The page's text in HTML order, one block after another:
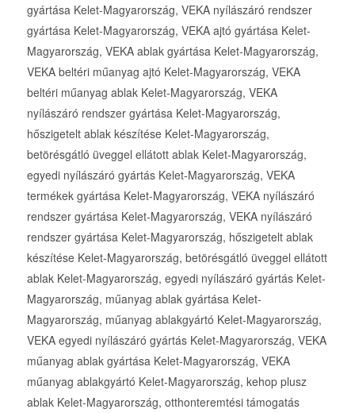
gyártása Kelet-Magyarország, VEKA nyílászáró rendszer
gyártása Kelet-Magyarország, VEKA ajtó gyártása Kelet-
Magyarország, VEKA ablak gyártása Kelet-Magyarország,
VEKA beltéri műanyag ajtó Kelet-Magyarország, VEKA
beltéri műanyag ablak Kelet-Magyarország, VEKA
nyílászáró rendszer gyártása Kelet-Magyarország,
hőszigetelt ablak készítése Kelet-Magyarország,
betörésgátló üveggel ellátott ablak Kelet-Magyarország,
egyedi nyílászáró gyártás Kelet-Magyarország, VEKA
termékek gyártása Kelet-Magyarország, VEKA nyílászáró
rendszer gyártása Kelet-Magyarország, VEKA nyílászáró
rendszer gyártása Kelet-Magyarország, hőszigetelt ablak
készítése Kelet-Magyarország, betörésgátló üveggel ellátott
ablak Kelet-Magyarország, egyedi nyílászáró gyártás Kelet-
Magyarország, műanyag ablak gyártása Kelet-
Magyarország, műanyag ablakgyártó Kelet-Magyarország,
VEKA egyedi nyílászáró gyártás Kelet-Magyarország, VEKA
műanyag ablak gyártása Kelet-Magyarország, VEKA
műanyag ablakgyártó Kelet-Magyarország, kehop plusz
ablak Kelet-Magyarország, otthonteremtési támogatás